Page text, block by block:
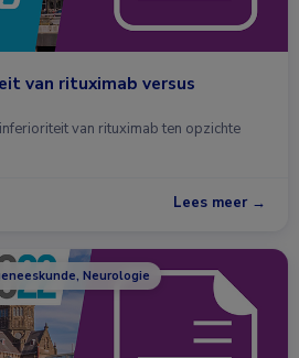
van rituximab versus
van rituximab ten opzichte
Lees meer →
Neurologie